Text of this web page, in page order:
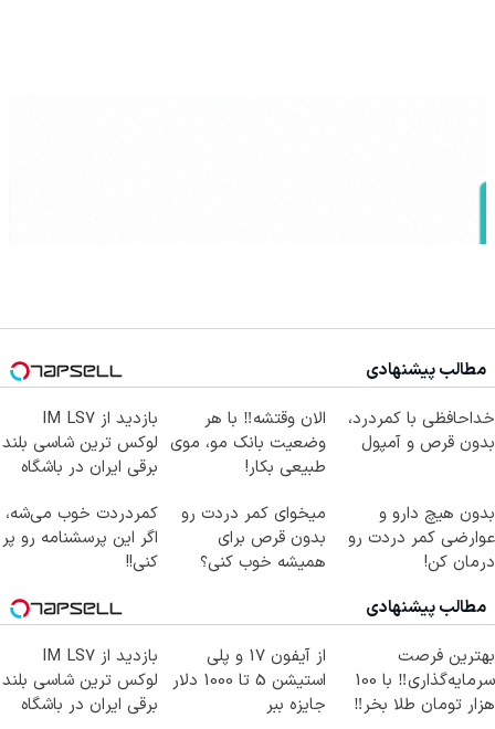
مطالب پیشنهادی
خداحافظی با کمردرد،
بدون قرص و آمپول
الان وقتشه‼️ با هر
وضعیت بانک مو، موی
طبیعی بکار!
بازدید از IM LS7
لوکس ترین شاسی بلند
برقی ایران در باشگاه
بدون هیچ دارو و
عوارضی کمر دردت رو
درمان کن!
میخوای کمر دردت رو
بدون قرص برای
همیشه خوب کنی؟
کمردردت خوب می‌شه،
اگر این پرسشنامه رو پر
کنی!!
مطالب پیشنهادی
بهترین فرصت
سرمایه‌گذاری‼️ با 100
هزار تومان طلا بخر‼️
از آیفون 17 و پلی
استیشن 5 تا 1000 دلار
جایزه ببر
بازدید از IM LS7
لوکس ترین شاسی بلند
برقی ایران در باشگاه